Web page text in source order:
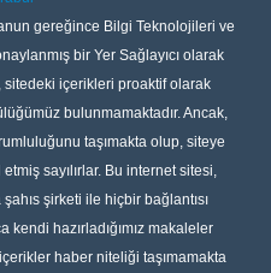
gereğince Bilgi Teknolojileri ve
bir Yer Sağlayıcı olarak
sitedeki içerikleri proaktif olarak
bulunmamaktadır. Ancak,
taşımakta olup, siteye
sayılırlar. Bu internet sitesi,
şirketi ile hiçbir bağlantısı
kendi hazırladığımız makaleler
haber niteliği taşımamakta